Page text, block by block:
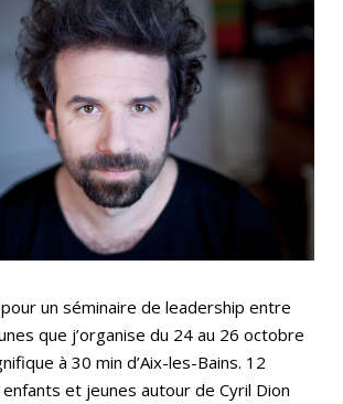
un séminaire de leadership entre
que j’organise du 24 au 26 octobre
à 30 min d’Aix-les-Bains. 12
et jeunes autour de Cyril Dion